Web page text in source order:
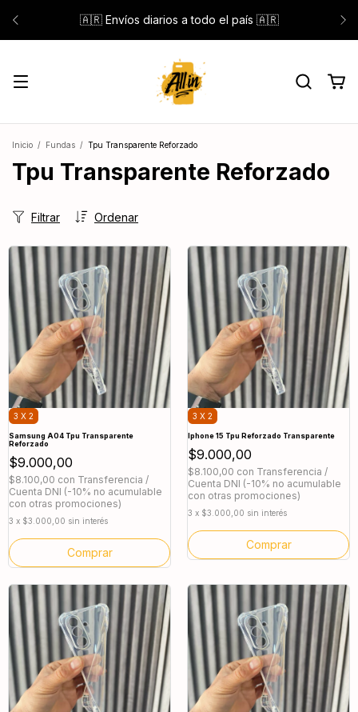
Visitanos en Belgrano y San Martín de Lunes a Sábado de
de 9:00 a 20:00hs
Inicio / Fundas / Tpu Transparente Reforzado
Tpu Transparente Reforzado
Ordenar
Filtrar
3 X 2
Samsung A04 Tpu Transparente
Reforzado
$9.000,00
$8.100,00 con Transferencia /
Cuenta DNI (-10% no acumulable
con otras promociones)
3 x $3.000,00 sin interés
3 X 2
Iphone 15 Tpu Reforzado Transparente
$9.000,00
$8.100,00 con Transferencia /
Cuenta DNI (-10% no acumulable
con otras promociones)
3 x $3.000,00 sin interés